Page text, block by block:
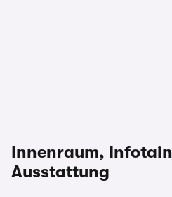
Innenraum,
Ausstattung